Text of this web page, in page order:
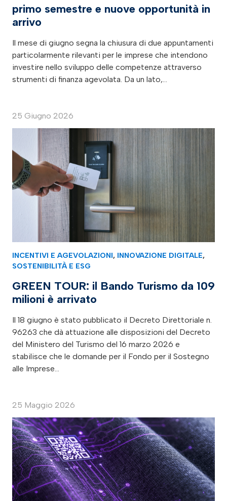
primo semestre e nuove opportunità in
arrivo
Il mese di giugno segna la chiusura di due appuntamenti
particolarmente rilevanti per le imprese che intendono
investire nello sviluppo delle competenze attraverso
strumenti di finanza agevolata. Da un lato,…
25 Giugno 2026
INCENTIVI E AGEVOLAZIONI, INNOVAZIONE DIGITALE,
SOSTENIBILITÀ E ESG
GREEN TOUR: il Bando Turismo da 109
milioni è arrivato
Il 18 giugno è stato pubblicato il Decreto Direttoriale n.
96263 che dà attuazione alle disposizioni del Decreto
del Ministero del Turismo del 16 marzo 2026 e
stabilisce che le domande per il Fondo per il Sostegno
alle Imprese…
25 Maggio 2026